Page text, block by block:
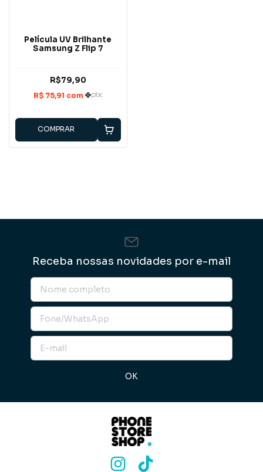
Película UV Brilhante
Samsung Z Flip 7
R$79,90
COMPRAR
Receba nossas novidades por e-mail